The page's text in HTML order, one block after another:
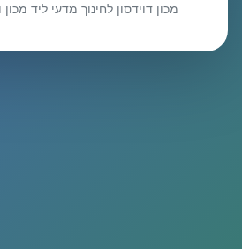
מכון דוידסון לחינוך מדעי ליד